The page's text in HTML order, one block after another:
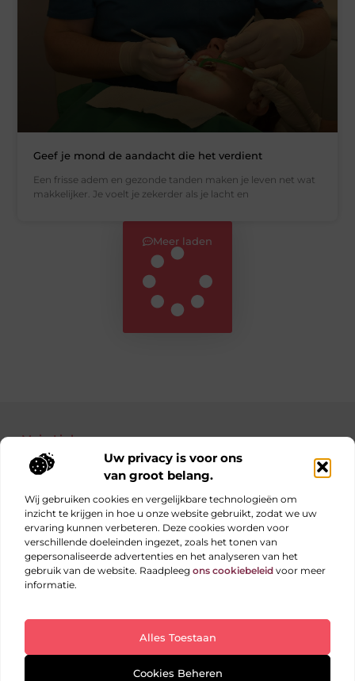
Uw privacy is voor ons
van groot belang.
Wij gebruiken cookies en vergelijkbare technologieën om
inzicht te krijgen in hoe u onze website gebruikt, zodat we uw
ervaring kunnen verbeteren. Deze cookies worden voor
verschillende doeleinden ingezet, zoals het tonen van
gepersonaliseerde advertenties en het analyseren van het
gebruik van de website. Raadpleeg ons cookiebeleid voor meer
informatie.
Alles Toestaan
Cookies Beheren
Geef je mond de aandacht die het verdient
Een frisse adem en gezonde tanden maken je leven net wat
makkelijker. Je voelt je zekerder als je lacht en
Meer laden
Main Links
Bekende Nederlanders
Elke dag iets nieuws op obs-beukenlaan.nl
Blogs vol inspiratie, inzichten en tips voor jouw dagelijks
leven.
beukenlaan.nl